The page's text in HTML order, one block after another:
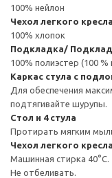
100% нейлон
Чехол легкого кресла
100% хлопок
Подкладка/
100% полиэстер (100
Каркас стула с
Для обеспечения
подтягивайте шурупы.
Стол и 4 стула
Протирать мягким
Чехол легкого кресла
Машинная стирка 40°С.
Не отбеливать.